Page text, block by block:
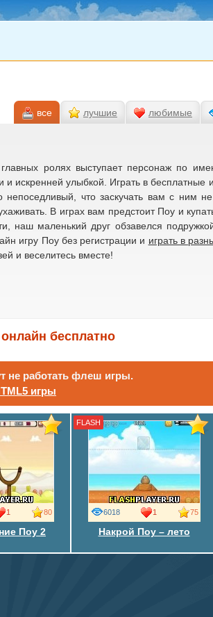
ролях выступает персонаж по
искренней улыбкой. Играть в бесплатные
непоседливый, что заскучать вам с ним
В играх вам предстоит Поу и
наш маленький друг обзавелся
игру Поу без регистрации и играть в
и веселитесь вместе!
все лучшие любимые
бесплатно
не работать флеш игры.
игры
Поу 2
1 80
Накрой Поу – лето
6018 1 75
FLASH